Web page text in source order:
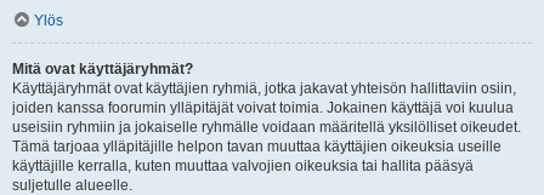
Ylös
Mitä ovat käyttäjäryhmät?
Käyttäjäryhmät ovat käyttäjien ryhmiä, jotka jakavat yhteisön hallittaviin osiin,
joiden kanssa foorumin ylläpitäjät voivat toimia. Jokainen käyttäjä voi kuulua
useisiin ryhmiin ja jokaiselle ryhmälle voidaan määritellä yksilölliset oikeudet.
Tämä tarjoaa ylläpitäjille helpon tavan muuttaa käyttäjien oikeuksia useille
käyttäjille kerralla, kuten muuttaa valvojien oikeuksia tai hallita pääsyä
suljetulle alueelle.